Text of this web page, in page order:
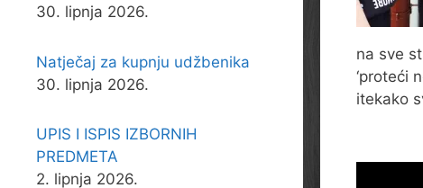
na sve
‘proteći
itekako
30. lipnja 2026.
Natječaj za kupnju udžbenika
30. lipnja 2026.
UPIS I ISPIS IZBORNIH
PREDMETA
2. lipnja 2026.